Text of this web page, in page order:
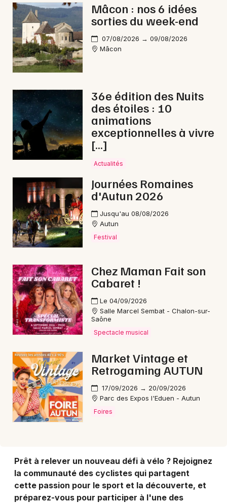
Sorties & loisirs
Cyclosportives en Saône-et-Loire
Cyclosportives en Bourgogne
Newsletter des sorties
Actus au Creusot
Magazine au Creusot
Choisir mes départements
Mon email
Je m'abonne
Mâcon : nos 6 idées
sorties du week-end
07/08/2026 → 09/08/2026
Mâcon
36e édition des Nuits
des étoiles : 10
animations
exceptionnelles à vivre
[…]
Actualités
Journées Romaines
d'Autun 2026
Jusqu'au 08/08/2026
Autun
Festival
Chez Maman Fait son
Cabaret !
Le 04/09/2026
Salle Marcel Sembat - Chalon-sur-
Saône
Spectacle musical
Market Vintage et
Retrogaming AUTUN
17/09/2026 → 20/09/2026
Parc des Expos l'Eduen - Autun
Foires
Prêt à relever un nouveau défi à vélo ? Rejoignez
la communauté des cyclistes qui partagent
cette passion pour le sport et la découverte, et
préparez-vous pour participer à l'une des